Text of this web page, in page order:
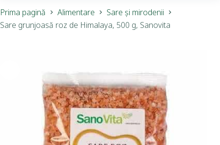
Prima pagină Alimentare
Sare și mirodenii
Sare grunjoasă roz de Himalaya, 500 g, Sanovita